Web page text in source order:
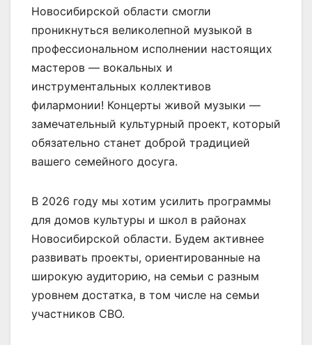
Новосибирской области смогли
проникнуться великолепной музыкой в
профессиональном исполнении настоящих
мастеров — вокальных и
инструментальных коллективов
филармонии! Концерты живой музыки —
замечательный культурный проект, который
обязательно станет доброй традицией
вашего семейного досуга.
В 2026 году мы хотим усилить программы
для домов культуры и школ в районах
Новосибирской области. Будем активнее
развивать проекты, ориентированные на
широкую аудиторию, на семьи с разным
уровнем достатка, в том числе на семьи
участников СВО.